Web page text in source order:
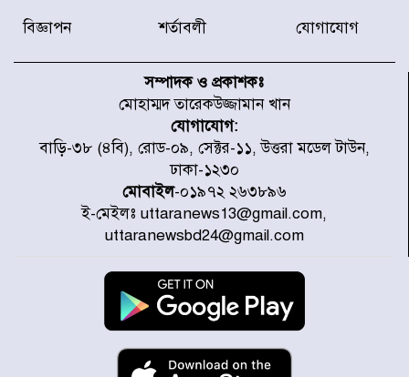
৫ আহত, চীনে বন্দর বন্ধ
চিকিৎসা খাতে জিডিপির ৫ শতাংশ
বরাদ্দের ঘোষণা স্থানীয় সরকার মন্ত্রীর
জুলাই জাদুঘর ঘুরে দেখলেন এনসিপি
নেতারা
যুক্তরাষ্ট্রে দাবানল নেভাতে গিয়ে
হেলিকপ্টার বিধ্বস্ত, নিহত ১
বিজ্ঞাপন শর্তাবলী যোগাযোগ
সম্পাদক ও প্রকাশকঃ
মোহাম্মদ তারেকউজ্জামান খান
যোগাযোগ:
বাড়ি-৩৮ (৪বি), রোড-০৯, সেক্টর-১১, উত্তরা মডেল টাউন,
ঢাকা-১২৩০
মোবাইল-০১৯৭২ ২৬৩৮৯৬
ই-মেইলঃ uttaranews13@gmail.com,
uttaranewsbd24@gmail.com